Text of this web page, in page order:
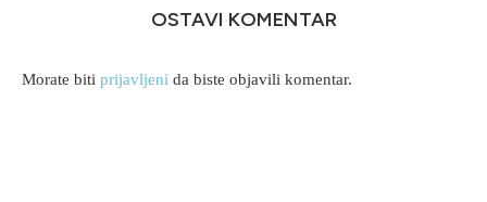
OSTAVI KOMENTAR
Morate biti prijavljeni da biste objavili komentar.